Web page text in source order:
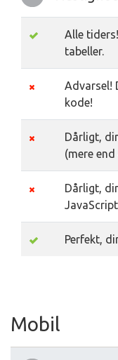
Alle
tabeller.
Advarsel!
kode!
Dårligt,
(mere end
Dårligt,
Perfekt,
Mobil